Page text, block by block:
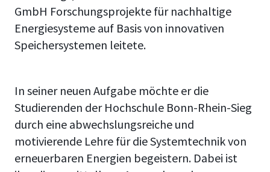
GmbH Forschungsprojekte für nachhaltige
Energiesysteme auf Basis von innovativen
Speichersystemen leitete.
In seiner neuen Aufgabe möchte er die
Studierenden der Hochschule Bonn-Rhein-Sieg
durch eine abwechslungsreiche und
motivierende Lehre für die Systemtechnik von
erneuerbaren Energien begeistern. Dabei ist